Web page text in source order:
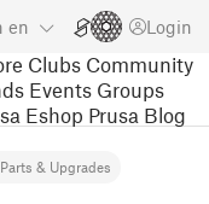
en Login
Clubs Community
Events Groups
Eshop Prusa Blog
& Upgrades